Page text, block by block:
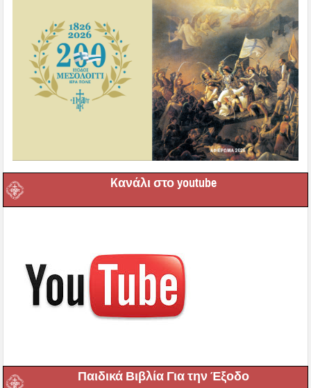
Kανάλι στο youtube
Παιδικά Βιβλία Για την Έξοδο